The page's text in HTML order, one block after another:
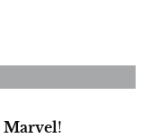
Marvel!